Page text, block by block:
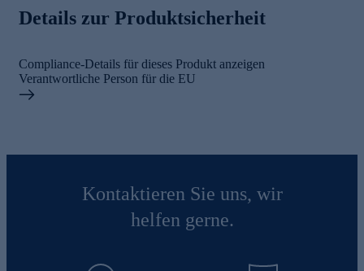
Details zur Produktsicherheit
Compliance-Details für dieses Produkt anzeigen
Verantwortliche Person für die EU
Kontaktieren Sie uns, wir
helfen gerne.